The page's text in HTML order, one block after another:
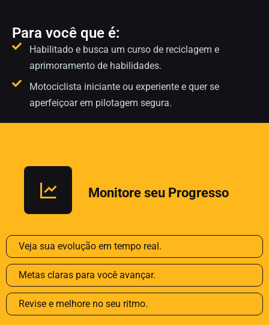
Para você que é:
Habilitado e busca um curso de reciclagem e
aprimoramento de habilidades.
Motociclista iniciante ou experiente e quer se
aperfeiçoar em pilotagem segura.
Monitore seu Progresso
Veja sua evolução em tempo real.
Metas claras para você avançar.
Revise e melhore no seu ritmo.